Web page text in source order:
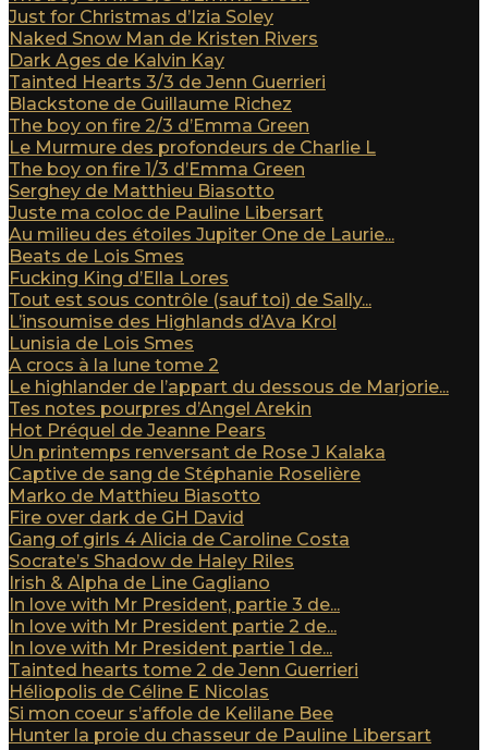
Just for Christmas d’Izia Soley
Naked Snow Man de Kristen Rivers
Dark Ages de Kalvin Kay
Tainted Hearts 3/3 de Jenn Guerrieri
Blackstone de Guillaume Richez
The boy on fire 2/3 d’Emma Green
Le Murmure des profondeurs de Charlie L
The boy on fire 1/3 d’Emma Green
Serghey de Matthieu Biasotto
Juste ma coloc de Pauline Libersart
Au milieu des étoiles Jupiter One de Laurie...
Beats de Lois Smes
Fucking King d’Ella Lores
Tout est sous contrôle (sauf toi) de Sally...
L’insoumise des Highlands d’Ava Krol
Lunisia de Lois Smes
A crocs à la lune tome 2
Le highlander de l’appart du dessous de Marjorie...
Tes notes pourpres d’Angel Arekin
Hot Préquel de Jeanne Pears
Un printemps renversant de Rose J Kalaka
Captive de sang de Stéphanie Roselière
Marko de Matthieu Biasotto
Fire over dark de GH David
Gang of girls 4 Alicia de Caroline Costa
Socrate’s Shadow de Haley Riles
Irish & Alpha de Line Gagliano
In love with Mr President, partie 3 de...
In love with Mr President partie 2 de...
In love with Mr President partie 1 de...
Tainted hearts tome 2 de Jenn Guerrieri
Héliopolis de Céline E Nicolas
Si mon coeur s’affole de Kelilane Bee
Hunter la proie du chasseur de Pauline Libersart